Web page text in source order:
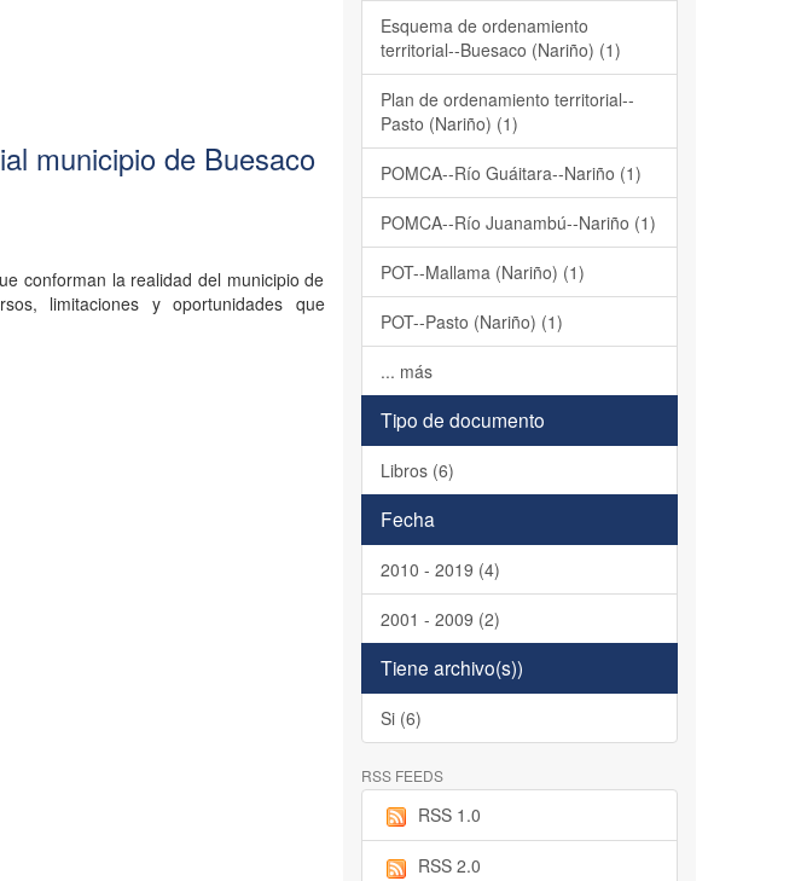
municipio de Buesaco
conforman la realidad del municipio de
limitaciones y oportunidades que
Esquema de ordenamiento
territorial--Buesaco (Nariño) (1)
Plan de ordenamiento territorial--
Pasto (Nariño) (1)
POMCA--Río Guáitara--Nariño (1)
POMCA--Río Juanambú--Nariño (1)
POT--Mallama (Nariño) (1)
POT--Pasto (Nariño) (1)
... más
Tipo de documento
Libros (6)
Fecha
2010 - 2019 (4)
2001 - 2009 (2)
Tiene archivo(s))
Si (6)
RSS FEEDS
RSS 1.0
RSS 2.0